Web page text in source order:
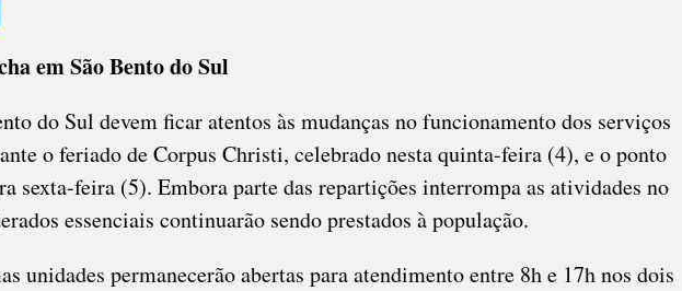
em São Bento do Sul
do Sul devem ficar atentos às mudanças no funcionamento dos serviços
o feriado de Corpus Christi, celebrado nesta quinta-feira (4), e o ponto
sexta-feira (5). Embora parte das repartições interrompa as atividades no
essenciais continuarão sendo prestados à população.
unidades permanecerão abertas para atendimento entre 8h e 17h nos dois